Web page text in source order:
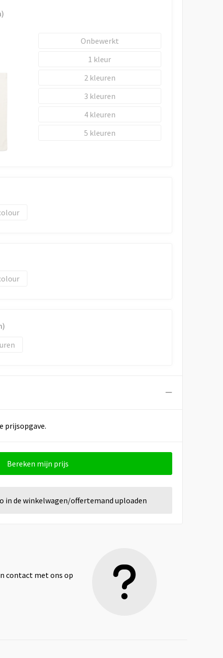
Onbewerkt
1
2
3
4
5
prijsopgave.
Bereken mijn prijs
in de winkelwagen/offertemand uploaden
contact met ons op